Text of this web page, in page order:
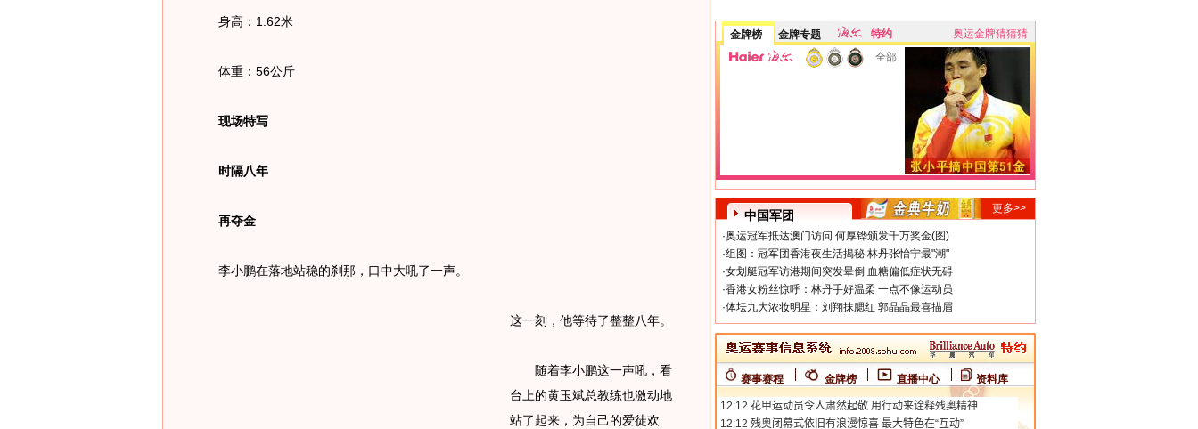
身高：1.62米
体重：56公斤
现场特写
时隔八年
再夺金
李小鹏在落地站稳的刹那，口中大吼了一声。
这一刻，他等待了整整八年。
随着李小鹏这一声吼，看
台上的黄玉斌总教练也激动地
站了起来，为自己的爱徒欢
金牌榜 金牌专题 特约
奥运金牌猜猜猜
全部
中国军团
更多>>
·奥运冠军抵达澳门访问 何厚铧颁发千万奖金(图)
·组图：冠军团香港夜生活揭秘 林丹张怡宁最"潮"
·女划艇冠军访港期间突发晕倒 血糖偏低症状无碍
·香港女粉丝惊呼：林丹手好温柔 一点不像运动员
·体坛九大浓妆明星：刘翔抹腮红 郭晶晶最喜描眉
赛事赛程 金牌榜 直播中心 资料库